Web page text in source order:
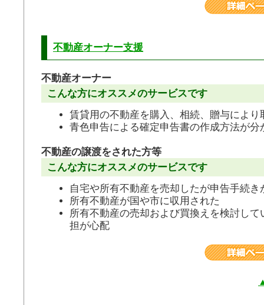
不動産オーナー支援
不動産オーナー
こんな方にオススメのサービスです
賃貸用の不動産を購入、相続、贈与により
青色申告による確定申告書の作成方法が分
不動産の譲渡をされた方等
こんな方にオススメのサービスです
自宅や所有不動産を売却したが申告手続き
所有不動産が国や市に収用された
所有不動産の売却および買換えを検討して
担が心配